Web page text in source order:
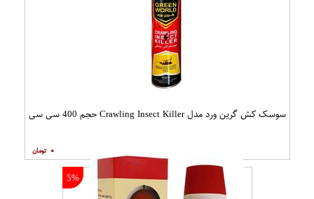
سوسک کش گرین ورد مدل Crawling Insect Killer حجم 400 سی سی
۰
5%